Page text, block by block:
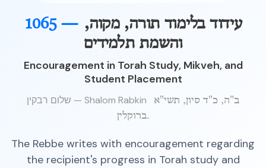
1065 — עידוד בלימוד תורה, מקוה,
והשמת תלמידים
Encouragement in Torah Study, Mikveh, and
Student Placement
שלום רבקין — Shalom Rabkin
ב"ה, כ"ד סיון, תשי"א
ברוקלין.
The Rebbe writes with encouragement regarding
the recipient's progress in Torah study and